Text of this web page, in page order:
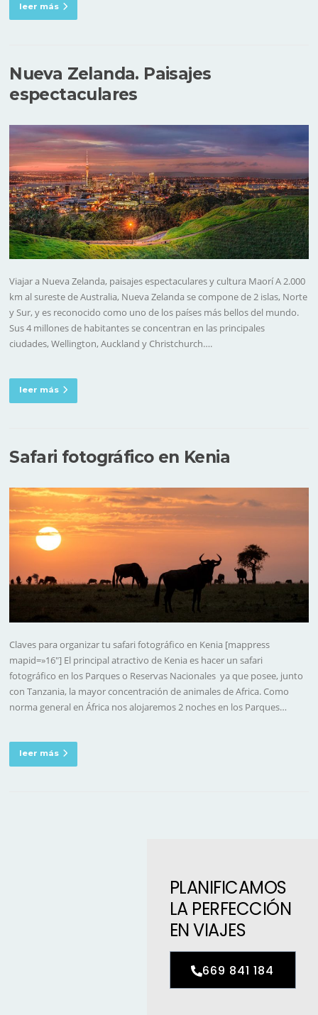
leer más
Nueva Zelanda. Paisajes
espectaculares
Viajar a Nueva Zelanda, paisajes espectaculares y cultura Maorí A 2.000
km al sureste de Australia, Nueva Zelanda se compone de 2 islas, Norte
y Sur, y es reconocido como uno de los países más bellos del mundo.
Sus 4 millones de habitantes se concentran en las principales
ciudades, Wellington, Auckland y Christchurch….
leer más
Safari fotográfico en Kenia
Claves para organizar tu safari fotográfico en Kenia [mappress
mapid=»16″] El principal atractivo de Kenia es hacer un safari
fotográfico en los Parques o Reservas Nacionales ya que posee, junto
con Tanzania, la mayor concentración de animales de Africa. Como
norma general en África nos alojaremos 2 noches en los Parques…
leer más
PLANIFICAMOS
LA PERFECCIÓN
EN VIAJES
669 841 184